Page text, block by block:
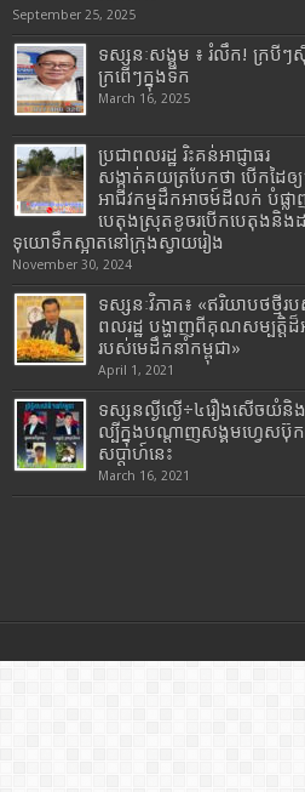
September 25, 2025
ទស្សនៈសង្គម ៖ រំលឹក! ក្របីៗ
ក្រពើៗក្នុងទឹក
March 16, 2025
ប្រជាពលរដ្ឋ រិះគន់អាជ្ញាធរ
សង្កាត់គយត្របែកថា បើកដៃឲ្
អាជីវកម្មដឹកអាចម៍ដីលក់ បំផ្លា
បេតុងស្រុតខូចរបើកបេតុងនិង
ទុយោទឹកស្អាតនៅក្រុងស្វាយរៀង
November 30, 2024
ទស្សនៈវិភាគ៖ «ឥរិយាបថថ្មីរ
ពលរដ្ឋ បង្ហាញពីគុណសម្បត្តិដ៏អ
របស់មេដឹកនាំកម្ពុជា»
April 1, 2021
ទស្សនល្ងីល្ងើ÷៤រឿងសើចយំ
ល្បីក្នុងបណ្តាញសង្គមហ្វេសប៊ុក
សប្តាហ៍នេះ
March 16, 2021